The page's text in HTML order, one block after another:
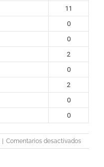
11
0
0
2
0
2
0
0
Comentarios desactivadosen